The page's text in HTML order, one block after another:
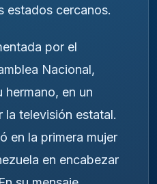
estados cercanos.
por el
Nacional,
hermano, en un
televisión estatal.
en la primera mujer
en encabezar